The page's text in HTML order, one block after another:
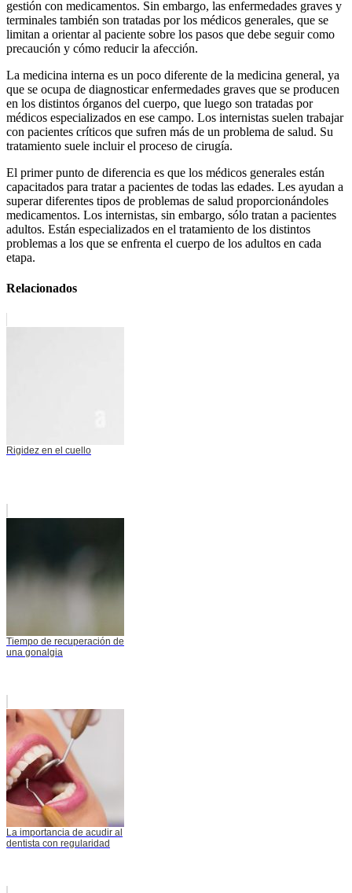
gestión con medicamentos. Sin embargo, las enfermedades graves y
terminales también son tratadas por los médicos generales, que se
limitan a orientar al paciente sobre los pasos que debe seguir como
precaución y cómo reducir la afección.
La medicina interna es un poco diferente de la medicina general, ya
que se ocupa de diagnosticar enfermedades graves que se producen
en los distintos órganos del cuerpo, que luego son tratadas por
médicos especializados en ese campo. Los internistas suelen trabajar
con pacientes críticos que sufren más de un problema de salud. Su
tratamiento suele incluir el proceso de cirugía.
El primer punto de diferencia es que los médicos generales están
capacitados para tratar a pacientes de todas las edades. Les ayudan a
superar diferentes tipos de problemas de salud proporcionándoles
medicamentos. Los internistas, sin embargo, sólo tratan a pacientes
adultos. Están especializados en el tratamiento de los distintos
problemas a los que se enfrenta el cuerpo de los adultos en cada
etapa.
Relacionados
Rigidez en el cuello
Tiempo de recuperación de
una gonalgia
La importancia de acudir al
dentista con regularidad